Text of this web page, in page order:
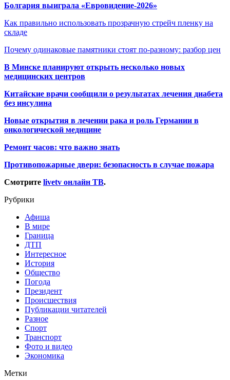
Болгария выиграла «Евровидение-2026»
Как правильно использовать прозрачную стрейч пленку на
складе
Почему одинаковые памятники стоят по-разному: разбор цен
В Минске планируют открыть несколько новых
медицинских центров
Китайские врачи сообщили о результатах лечения диабета
без инсулина
Новые открытия в лечении рака и роль Германии в
онкологической медицине
Ремонт часов: что важно знать
Противопожарные двери: безопасность в случае пожара
Смотрите livetv онлайн ТВ.
Рубрики
Афиша
В мире
Граница
ДТП
Интересное
История
Общество
Погода
Президент
Происшествия
Публикации читателей
Разное
Спорт
Транспорт
Фото и видео
Экономика
Метки